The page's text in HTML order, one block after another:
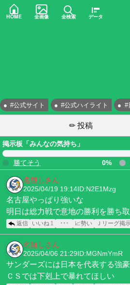
HOME 全画像 全検索 データ
#公式サイト #公式ハイライト #
✏ 投稿
掲示板「みんなの気持ち」
勝てそう 0%
名無しさん
2025/04/19 19:14 ID:N2E1Mzg
名古屋やっぱり強いな
明日は総力戦で意地の勝利を勝ち取
返信 いいね 1 ･･･ 📈勢い Ｊリーグ掲
名無しさん
2025/04/06 21:29 ID:MGNmYmR
サンダーズには日本を代表する強
ＣＳでは下剋上で暴れてほしい